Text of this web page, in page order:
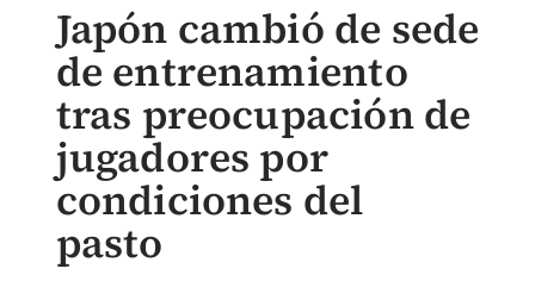
Japón cambió de sede
de entrenamiento
tras preocupación de
jugadores por
condiciones del
pasto